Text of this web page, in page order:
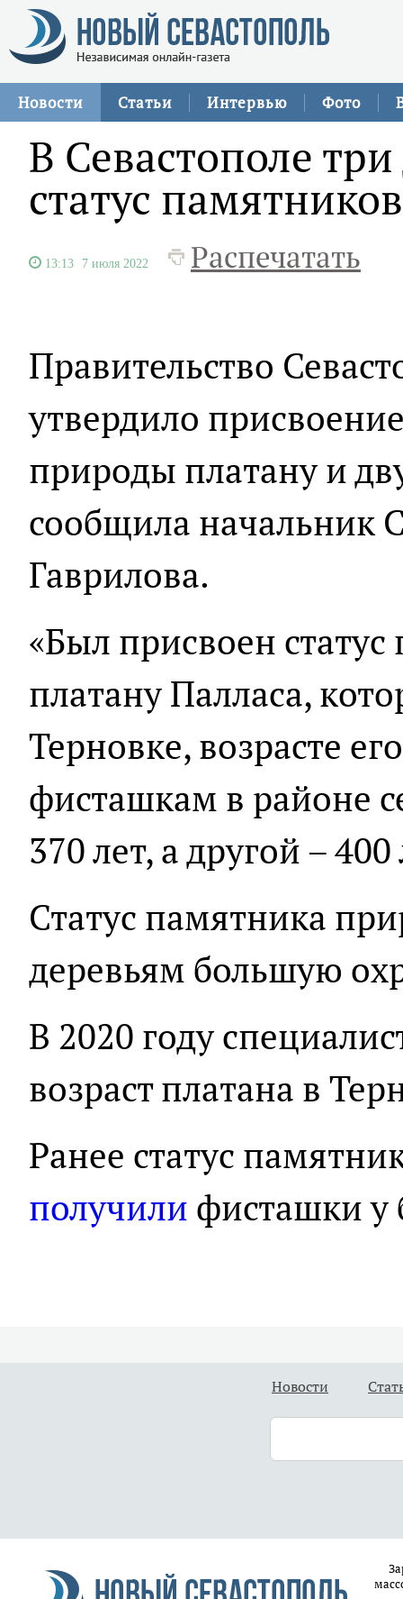
Новости Статьи Интервью Фото
В Севастополе
статус
13:13 7 июля 2022 Распечатать
Правительство
утвердило
природы платану и
сообщила начальник
Гаврилова.
«Был присвоен
платану Палласа,
Терновке, возрасте
фисташкам в районе
370 лет, а другой –
Статус памятника
деревьям большую
В 2020 году
возраст платана в
Ранее статус
получили фисташки у
Новости